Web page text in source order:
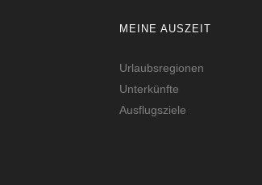
MEINE AUSZEIT
Urlaubsregionen
Unterkünfte
Ausflugsziele